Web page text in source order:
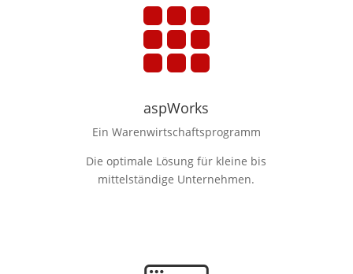

aspWorks
Ein Warenwirtschaftsprogramm
Die optimale Lösung für kleine bis
mittelständige Unternehmen.